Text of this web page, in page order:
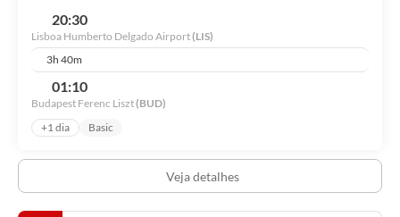
20:30
Lisboa Humberto Delgado Airport(LIS)
3h 40m
01:10
Budapest Ferenc Liszt(BUD)
+1 dia
Basic
Veja detalhes